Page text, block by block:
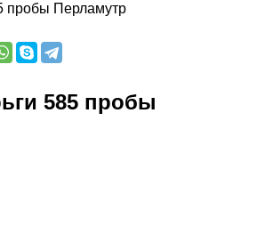
пробы Перламутр
585 пробы